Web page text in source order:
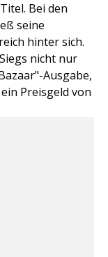
Bei den
seine
hinter sich.
nicht nur
Ausgabe,
Preisgeld von